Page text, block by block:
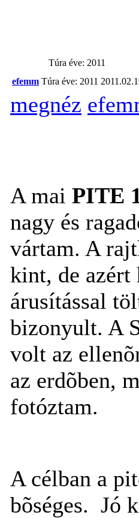
Túra éve: 2011
efemm Túra éve: 2011
megnéz
A mai PITE
nagy és
vártam. A
kint, de azért
árusítással
bizonyult. A
volt az
az erdõben,
fotóztam.
A célban a
bõséges. Jó